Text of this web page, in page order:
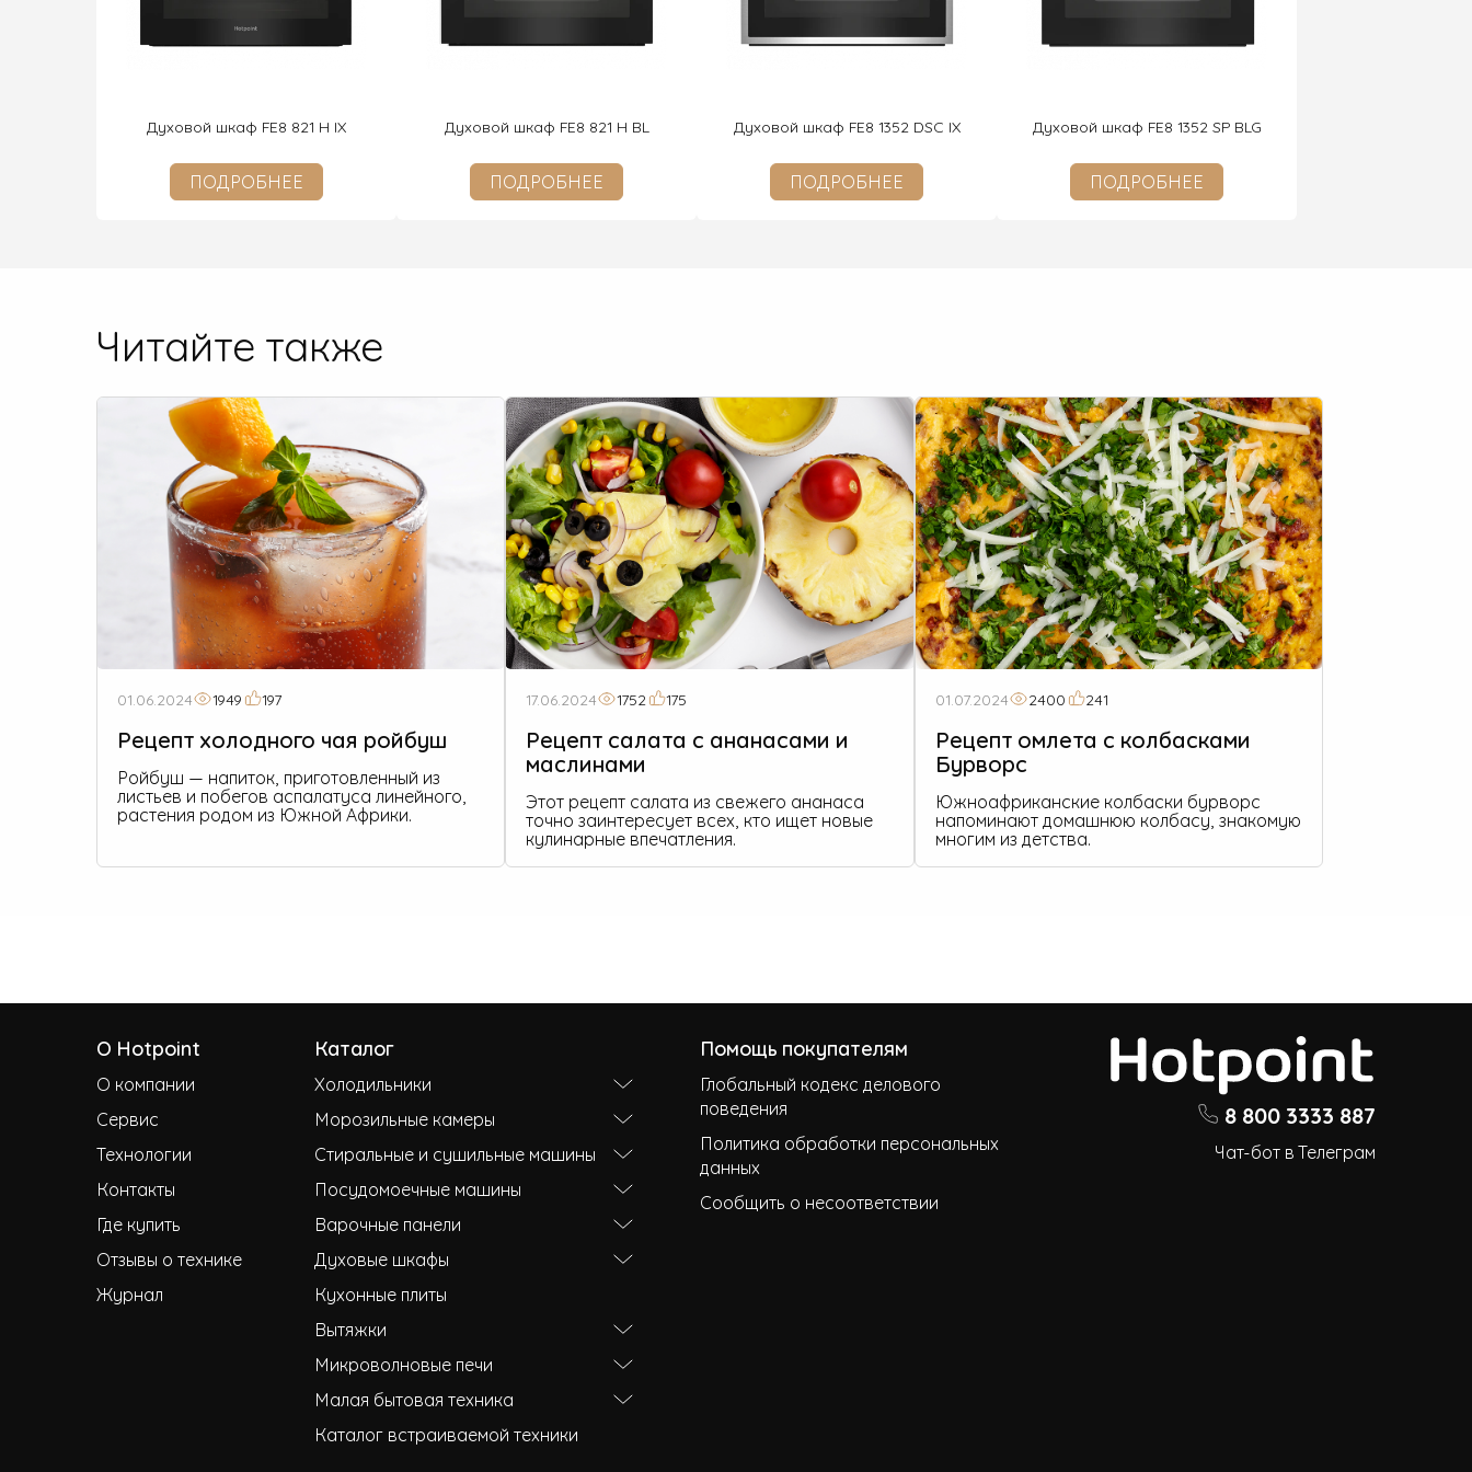
Духовой шкаф FE8 821 H IX
ПОДРОБНЕЕ
Духовой шкаф FE8 821 H BL
ПОДРОБНЕЕ
Духовой шкаф FE8 1352 DSC IX
ПОДРОБНЕЕ
Духовой шкаф FE8 1352 SP BLG
ПОДРОБНЕЕ
Читайте также
01.06.2024 1949 197
Рецепт холодного чая ройбуш
Ройбуш — напиток, приготовленный из
листьев и побегов аспалатуса линейного,
растения родом из Южной Африки.
17.06.2024 1752 175
Рецепт салата с ананасами и
маслинами
Этот рецепт салата из свежего ананаса
точно заинтересует всех, кто ищет новые
кулинарные впечатления.
01.07.2024 2400 241
Рецепт омлета с колбасками
Бурворс
Южноафриканские колбаски бурворс
напоминают домашнюю колбасу, знакомую
многим из детства.
О Hotpoint
О компании
Сервис
Технологии
Контакты
Где купить
Отзывы о технике
Журнал
Каталог
Холодильники
Морозильные камеры
Стиральные и сушильные машины
Посудомоечные машины
Варочные панели
Духовые шкафы
Кухонные плиты
Вытяжки
Микроволновые печи
Малая бытовая техника
Каталог встраиваемой техники
Помощь покупателям
Глобальный кодекс делового
поведения
Политика обработки персональных
данных
Сообщить о несоответствии
8 800 3333 887
Чат-бот в Телеграм